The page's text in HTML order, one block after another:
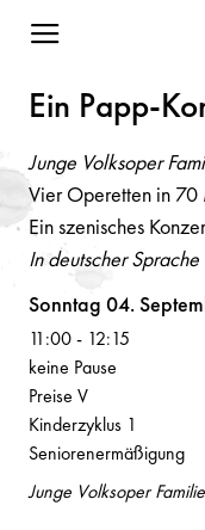
Ein Papp-Ko
Junge Volksoper
Vier Operetten in 70
Ein szenisches
In deutscher Sprache
Volksoper
Sonntag 04.
11:00- 12:15
keine Pause
Preise V
Kinderzyklus 1
Seniorenermäßigung
Junge Volksoper